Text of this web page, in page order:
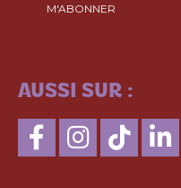
M'ABONNER
AUSSI SUR :